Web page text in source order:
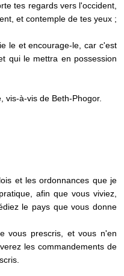
tes regards vers l'occident,
et contemple de tes yeux ;
le et encourage-le, car c'est
qui le mettra en possession
vis-à-vis de Beth-Phogor.
et les ordonnances que je
afin que vous viviez,
le pays que vous donne
vous prescris, et vous n'en
les commandements de